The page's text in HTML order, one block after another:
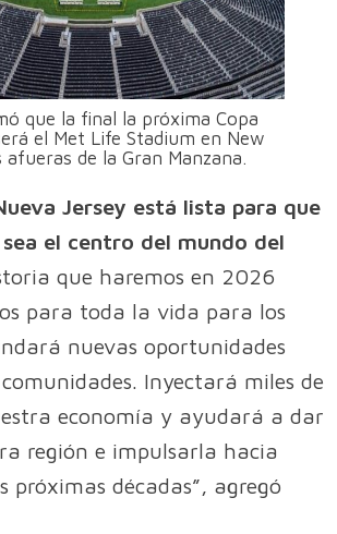
que la final la próxima Copa
el Met Life Stadium en New
afueras de la Gran Manzana.
Jersey está lista para que
el centro del mundo del
que haremos en 2026
para toda la vida para los
nuevas oportunidades
Inyectará miles de
economía y ayudará a dar
región e impulsarla hacia
próximas décadas”, agregó